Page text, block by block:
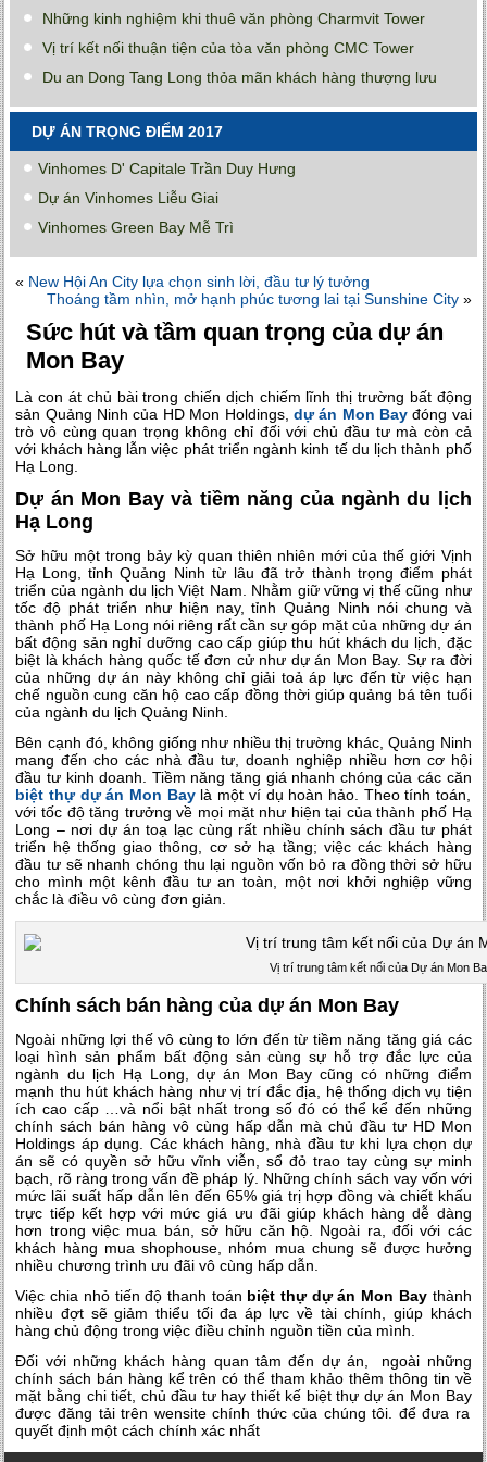
Những kinh nghiệm khi thuê văn phòng Charmvit Tower
Vị trí kết nối thuận tiện của tòa văn phòng CMC Tower
Du an Dong Tang Long thỏa mãn khách hàng thượng lưu
DỰ ÁN TRỌNG ĐIỂM 2017
Vinhomes D' Capitale Trần Duy Hưng
Dự án Vinhomes Liễu Giai
Vinhomes Green Bay Mễ Trì
« New Hội An City lựa chọn sinh lời, đầu tư lý tưởng
Thoáng tầm nhìn, mở hạnh phúc tương lai tại Sunshine City»
Sức hút và tầm quan trọng của dự án
Mon Bay
Là con át chủ bài trong chiến dịch chiếm lĩnh thị trường bất động
sản Quảng Ninh của HD Mon Holdings, dự án Mon Bayđóng vai
trò vô cùng quan trọng không chỉ đối với chủ đầu tư mà còn cả
với khách hàng lẫn việc phát triển ngành kinh tế du lịch thành phố
Hạ Long.
Dự án Mon Bay và tiềm năng của ngành du lịch
Hạ Long
Sở hữu một trong bảy kỳ quan thiên nhiên mới của thế giới Vịnh
Hạ Long, tỉnh Quảng Ninh từ lâu đã trở thành trọng điểm phát
triển của ngành du lịch Việt Nam. Nhằm giữ vững vị thế cũng như
tốc độ phát triển như hiện nay, tỉnh Quảng Ninh nói chung và
thành phố Hạ Long nói riêng rất cần sự góp mặt của những dự án
bất động sản nghỉ dưỡng cao cấp giúp thu hút khách du lịch, đặc
biệt là khách hàng quốc tế đơn cử như dự án Mon Bay. Sự ra đời
của những dự án này không chỉ giải toả áp lực đến từ việc hạn
chế nguồn cung căn hộ cao cấp đồng thời giúp quảng bá tên tuổi
của ngành du lịch Quảng Ninh.
Bên cạnh đó, không giống như nhiều thị trường khác, Quảng Ninh
mang đến cho các nhà đầu tư, doanh nghiệp nhiều hơn cơ hội
đầu tư kinh doanh. Tiềm năng tăng giá nhanh chóng của các căn
biệt thự dự án Mon Baylà một ví dụ hoàn hảo. Theo tính toán,
với tốc độ tăng trưởng về mọi mặt như hiện tại của thành phố Hạ
Long – nơi dự án toạ lạc cùng rất nhiều chính sách đầu tư phát
triển hệ thống giao thông, cơ sở hạ tầng; việc các khách hàng
đầu tư sẽ nhanh chóng thu lại nguồn vốn bỏ ra đồng thời sở hữu
cho mình một kênh đầu tư an toàn, một nơi khởi nghiệp vững
chắc là điều vô cùng đơn giản.
Vị trí trung tâm kết nối của Dự án Mon
Chính sách bán hàng của dự án Mon Bay
Ngoài những lợi thế vô cùng to lớn đến từ tiềm năng tăng giá các
loại hình sản phẩm bất động sản cùng sự hỗ trợ đắc lực của
ngành du lịch Hạ Long, dự án Mon Bay cũng có những điểm
mạnh thu hút khách hàng như vị trí đắc địa, hệ thống dịch vụ tiện
ích cao cấp …và nổi bật nhất trong số đó có thể kể đến những
chính sách bán hàng vô cùng hấp dẫn mà chủ đầu tư HD Mon
Holdings áp dụng. Các khách hàng, nhà đầu tư khi lựa chọn dự
án sẽ có quyền sở hữu vĩnh viễn, sổ đỏ trao tay cùng sự minh
bạch, rõ ràng trong vấn đề pháp lý. Những chính sách vay vốn với
mức lãi suất hấp dẫn lên đến 65% giá trị hợp đồng và chiết khấu
trực tiếp kết hợp với mức giá ưu đãi giúp khách hàng dễ dàng
hơn trong việc mua bán, sở hữu căn hộ. Ngoài ra, đối với các
khách hàng mua shophouse, nhóm mua chung sẽ được hưởng
nhiều chương trình ưu đãi vô cùng hấp dẫn.
Việc chia nhỏ tiến độ thanh toán biệt thự dự án Mon Baythành
nhiều đợt sẽ giảm thiểu tối đa áp lực về tài chính, giúp khách
hàng chủ động trong việc điều chỉnh nguồn tiền của mình.
Đối với những khách hàng quan tâm đến dự án, ngoài những
chính sách bán hàng kể trên có thể tham khảo thêm thông tin về
mặt bằng chi tiết, chủ đầu tư hay thiết kế biệt thự dự án Mon Bay
được đăng tải trên wensite chính thức của chúng tôi. để đưa ra
quyết định một cách chính xác nhất